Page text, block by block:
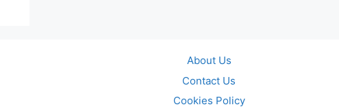
About Us
Contact Us
Cookies Policy